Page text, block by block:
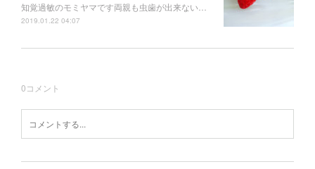
知覚過敏のモミヤマです両親も虫歯が出来ない…
2019.01.22 04:07
0コメント